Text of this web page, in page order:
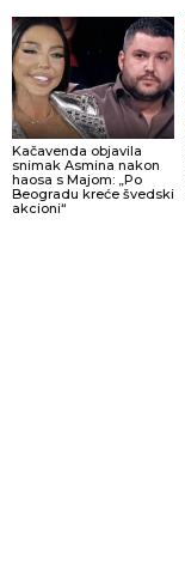
Kačavenda objavila
snimak Asmina nakon
haosa s Majom: „Po
Beogradu kreće švedski
akcioni“